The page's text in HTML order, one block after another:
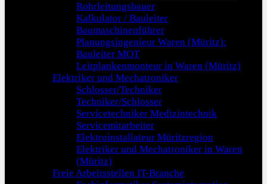
Rohrleitungsbauer
Kalkulator / Bauleiter
Baumaschinenführer
Planungsingenieur Waren (Müritz):
Bauleiter MOT
Leitplankenmonteur in Waren (Müritz)
Elektriker und Mechatroniker
Schlosser/Techniker
Techniker/Schlosser
Servicetechniker Medizintechnik
Servicemitarbeiter
Elektroinstallateur Müritzregion
Elektriker und Mechatroniker in Waren
(Müritz)
Freie Arbeitsstellen IT-Branche